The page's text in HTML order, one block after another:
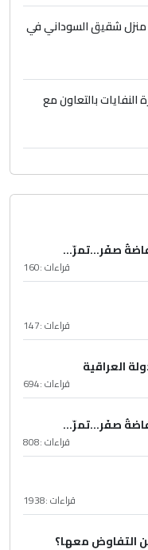
منزل شقيق السوداني في
النفايات بالتعاون مع
صفَر…تمرّ...
قراءات :160
قراءات :147
العراقية
قراءات :694
صفَر…تمرّ...
قراءات :808
قراءات :1938
التفاوض معها؟